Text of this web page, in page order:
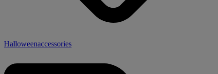
Halloweenaccessories